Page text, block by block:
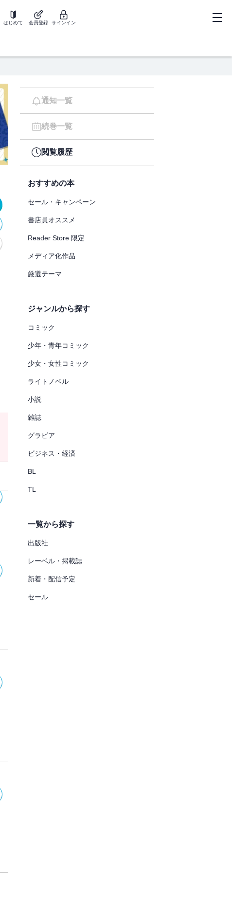
はじめて 会員登録 サインイン
通知一覧
続巻一覧
閲覧履歴
おすすめの本
セール・キャンペーン
書店員オススメ
Reader Store 限定
メディア化作品
厳選テーマ
ジャンルから探す
コミック
少年・青年コミック
少女・女性コミック
ライトノベル
小説
雑誌
グラビア
ビジネス・経済
BL
TL
一覧から探す
出版社
レーベル・掲載誌
新着・配信予定
セール